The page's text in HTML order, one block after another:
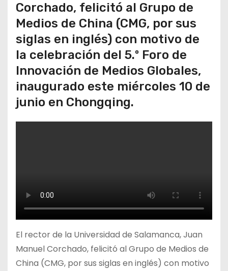
Corchado, felicitó al Grupo de
Medios de China (CMG, por sus
siglas en inglés) con motivo de
la celebración del 5.º Foro de
Innovación de Medios Globales,
inaugurado este miércoles 10 de
junio en Chongqing.
El rector de la Universidad de Salamanca, Juan
Manuel Corchado, felicitó al Grupo de Medios de
China (CMG, por sus siglas en inglés) con motivo